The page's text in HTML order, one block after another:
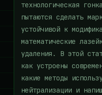
технологическая
пытаются сделать
устойчивой к
математические
удаления. В этой
как устроены
какие методы
нейтрализации и